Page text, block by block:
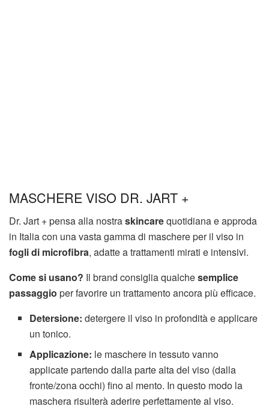
MASCHERE VISO DR. JART +
Dr. Jart + pensa alla nostraskincarequotidiana e approda
in Italia con una vasta gamma di maschere per il viso in
fogli di microfibra, adatte a trattamenti mirati e intensivi.
Come si usano? Il brand consiglia qualchesemplice
passaggio per favorire un trattamento ancora più efficace.
Detersione:detergere il viso in profondità e applicare
un tonico.
Applicazione: le maschere in tessuto vanno
applicate partendo dalla parte alta del viso (dalla
fronte/zona occhi) fino al mento. In questo modo la
maschera risulterà aderire perfettamente al viso.